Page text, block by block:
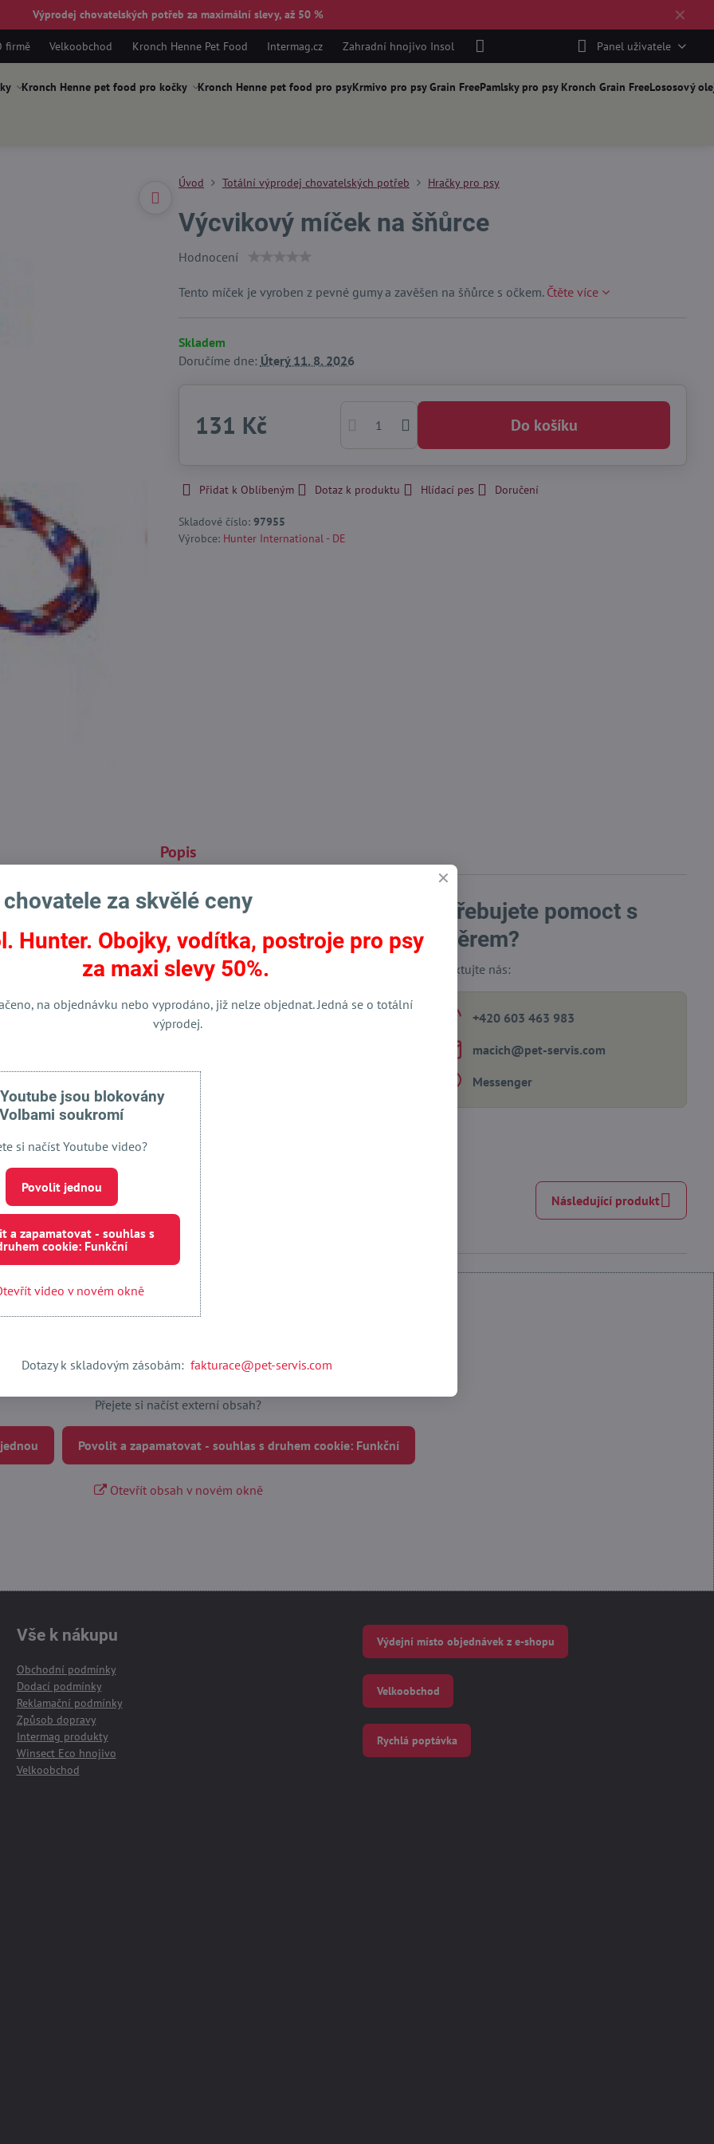
✕
Výprodej chovatelských potřeb za maximální slevy, až 50 %
firmě Velkoobchod Kronch Henne Pet Food Intermag.cz Zahradní hnojivo Insol Panel uživatele
Kronch Henne pet food pro kočky Kronch Henne pet food pro psyKrmivo pro psy Grain FreePamlsky pro psy Kronch Grain FreeLososový
Úvod Totální výprodej chovatelských potřeb Hračky pro psy
Výcvikový míček na šňůrce
Hodnocení
Tento míček je vyroben z pevné gumy a zavěšen na šňůrce s očkem. Čtěte více
Skladem
Doručíme dne: Úterý11. 8. 2026
131 Kč Do košíku
Přidat k Oblíbeným Dotaz k produktu Hlídací pes Doručení
Skladové číslo: 97955
Výrobce: Hunter International - DE
Popis
chovatelských potřeb
Potřebujete pomoct s
výběrem?
Kontaktujte nás:
+420 603 463 983
macich​@pet-servis​.com
Messenger
FacebookTwitterBluesky PinterestReddit
Následující produkt
Externí obsah je blokován Volbami soukromí
Přejete si načíst externí obsah?
Povolit a zapamatovat - souhlas s druhem cookie: Funkční
Otevřít obsah v novém okně
Vše k nákupu
Obchodní podmínky
Dodací podmínky
Reklamační podmínky
Způsob dopravy
Intermag produkty
Winsect Eco hnojivo
Velkoobchod
Výdejní místo objednávek z e-shopu
Velkoobchod
Rychlá poptávka
za skvělé ceny
Hunter. Obojky, vodítka, postroje pro psy
za maxi slevy 50%.
na objednávku nebo vyprodáno, již nelze objednat. Jedná se o totální
výprodej.
jsou blokovány
Volbami soukromí
si načíst Youtube video?
Povolit jednou
a zapamatovat - souhlas s
cookie: Funkční
video v novém okně
Dotazy k skladovým zásobám:fakturace@pet-servis.com